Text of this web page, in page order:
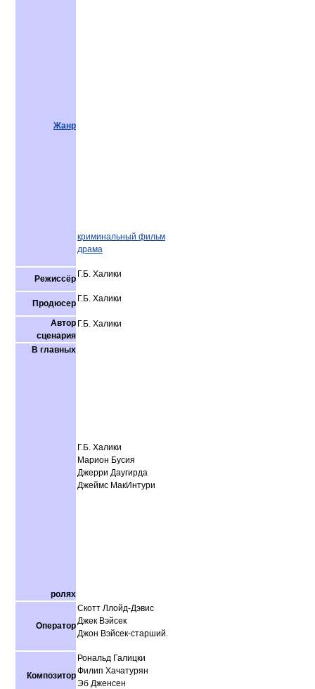
Жанр
криминальный фильм
драма
Режиссёр Г.Б. Халики
Продюсер Г.Б. Халики
Автор
сценария
Г.Б. Халики
В главных
ролях
Г.Б. Халики
Марион Бусия
Джерри Даугирда
Джеймс МакИнтури
Оператор
Скотт Ллойд-Дэвис
Джек Вэйсек
Джон Вэйсек-старший.
Композитор
Рональд Галицки
Филип Хачатурян
Эб Дженсен